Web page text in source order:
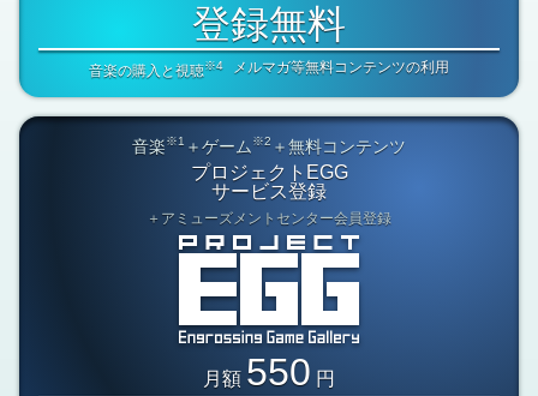
登録無料
音楽の購入と視聴※4 メルマガ等無料コンテンツの利用
音楽※1 ＋ゲーム ※2 ＋無料コンテンツ
プロジェクトEGG
サービス登録
＋アミューズメントセンター会員登録
月額 550 円